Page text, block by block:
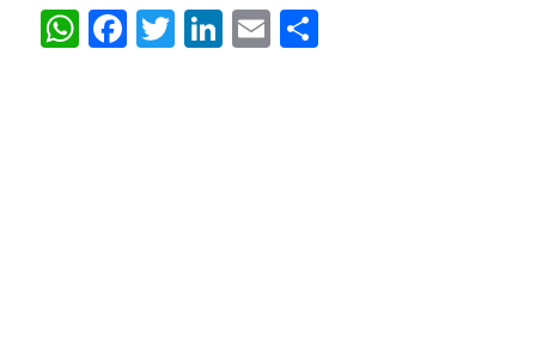
WhatsApp
Facebook
Twitter
LinkedIn
Email